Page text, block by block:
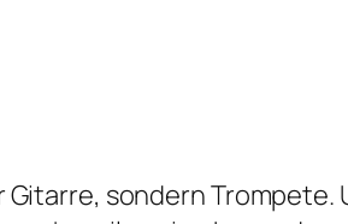
sondern Trompete.